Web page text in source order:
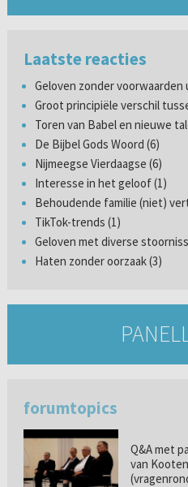
Laatste reacties
Geloven zonder voorwaarden
Groot principiële verschil
Toren van Babel en nieuwe
De Bijbel Gods Woord (6)
Nijmeegse Vierdaagse (6)
Interesse in het geloof (1)
Behoudende familie (niet)
TikTok-trends (1)
Geloven met diverse
Haten zonder oorzaak (3)
forumtopics
Q&A met
van